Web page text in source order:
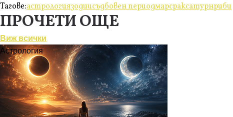
Тагове:астрологиязодиисъдбовен периодмарсраксатурнриби
ПРОЧЕТИ ОЩЕ
Виж всички
Астрология